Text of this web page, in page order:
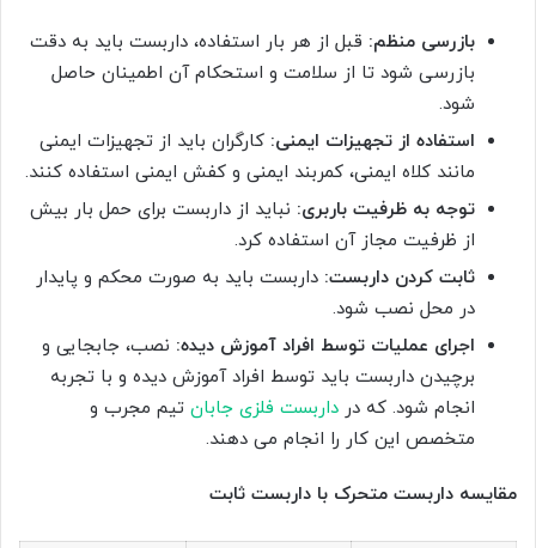
بازرسی منظم: قبل از هر بار استفاده، داربست باید به دقت
بازرسی شود تا از سلامت و استحکام آن اطمینان حاصل
شود.
استفاده از تجهیزات ایمنی: کارگران باید از تجهیزات ایمنی
مانند کلاه ایمنی، کمربند ایمنی و کفش ایمنی استفاده کنند.
توجه به ظرفیت باربری: نباید از داربست برای حمل بار بیش
از ظرفیت مجاز آن استفاده کرد.
ثابت کردن داربست: داربست باید به صورت محکم و پایدار
در محل نصب شود.
اجرای عملیات توسط افراد آموزش دیده: نصب، جابجایی و
برچیدن داربست باید توسط افراد آموزش دیده و با تجربه
انجام شود. که در داربست فلزی جابان تیم مجرب و
متخصص این کار را انجام می دهند.
مقایسه داربست متحرک با داربست ثابت